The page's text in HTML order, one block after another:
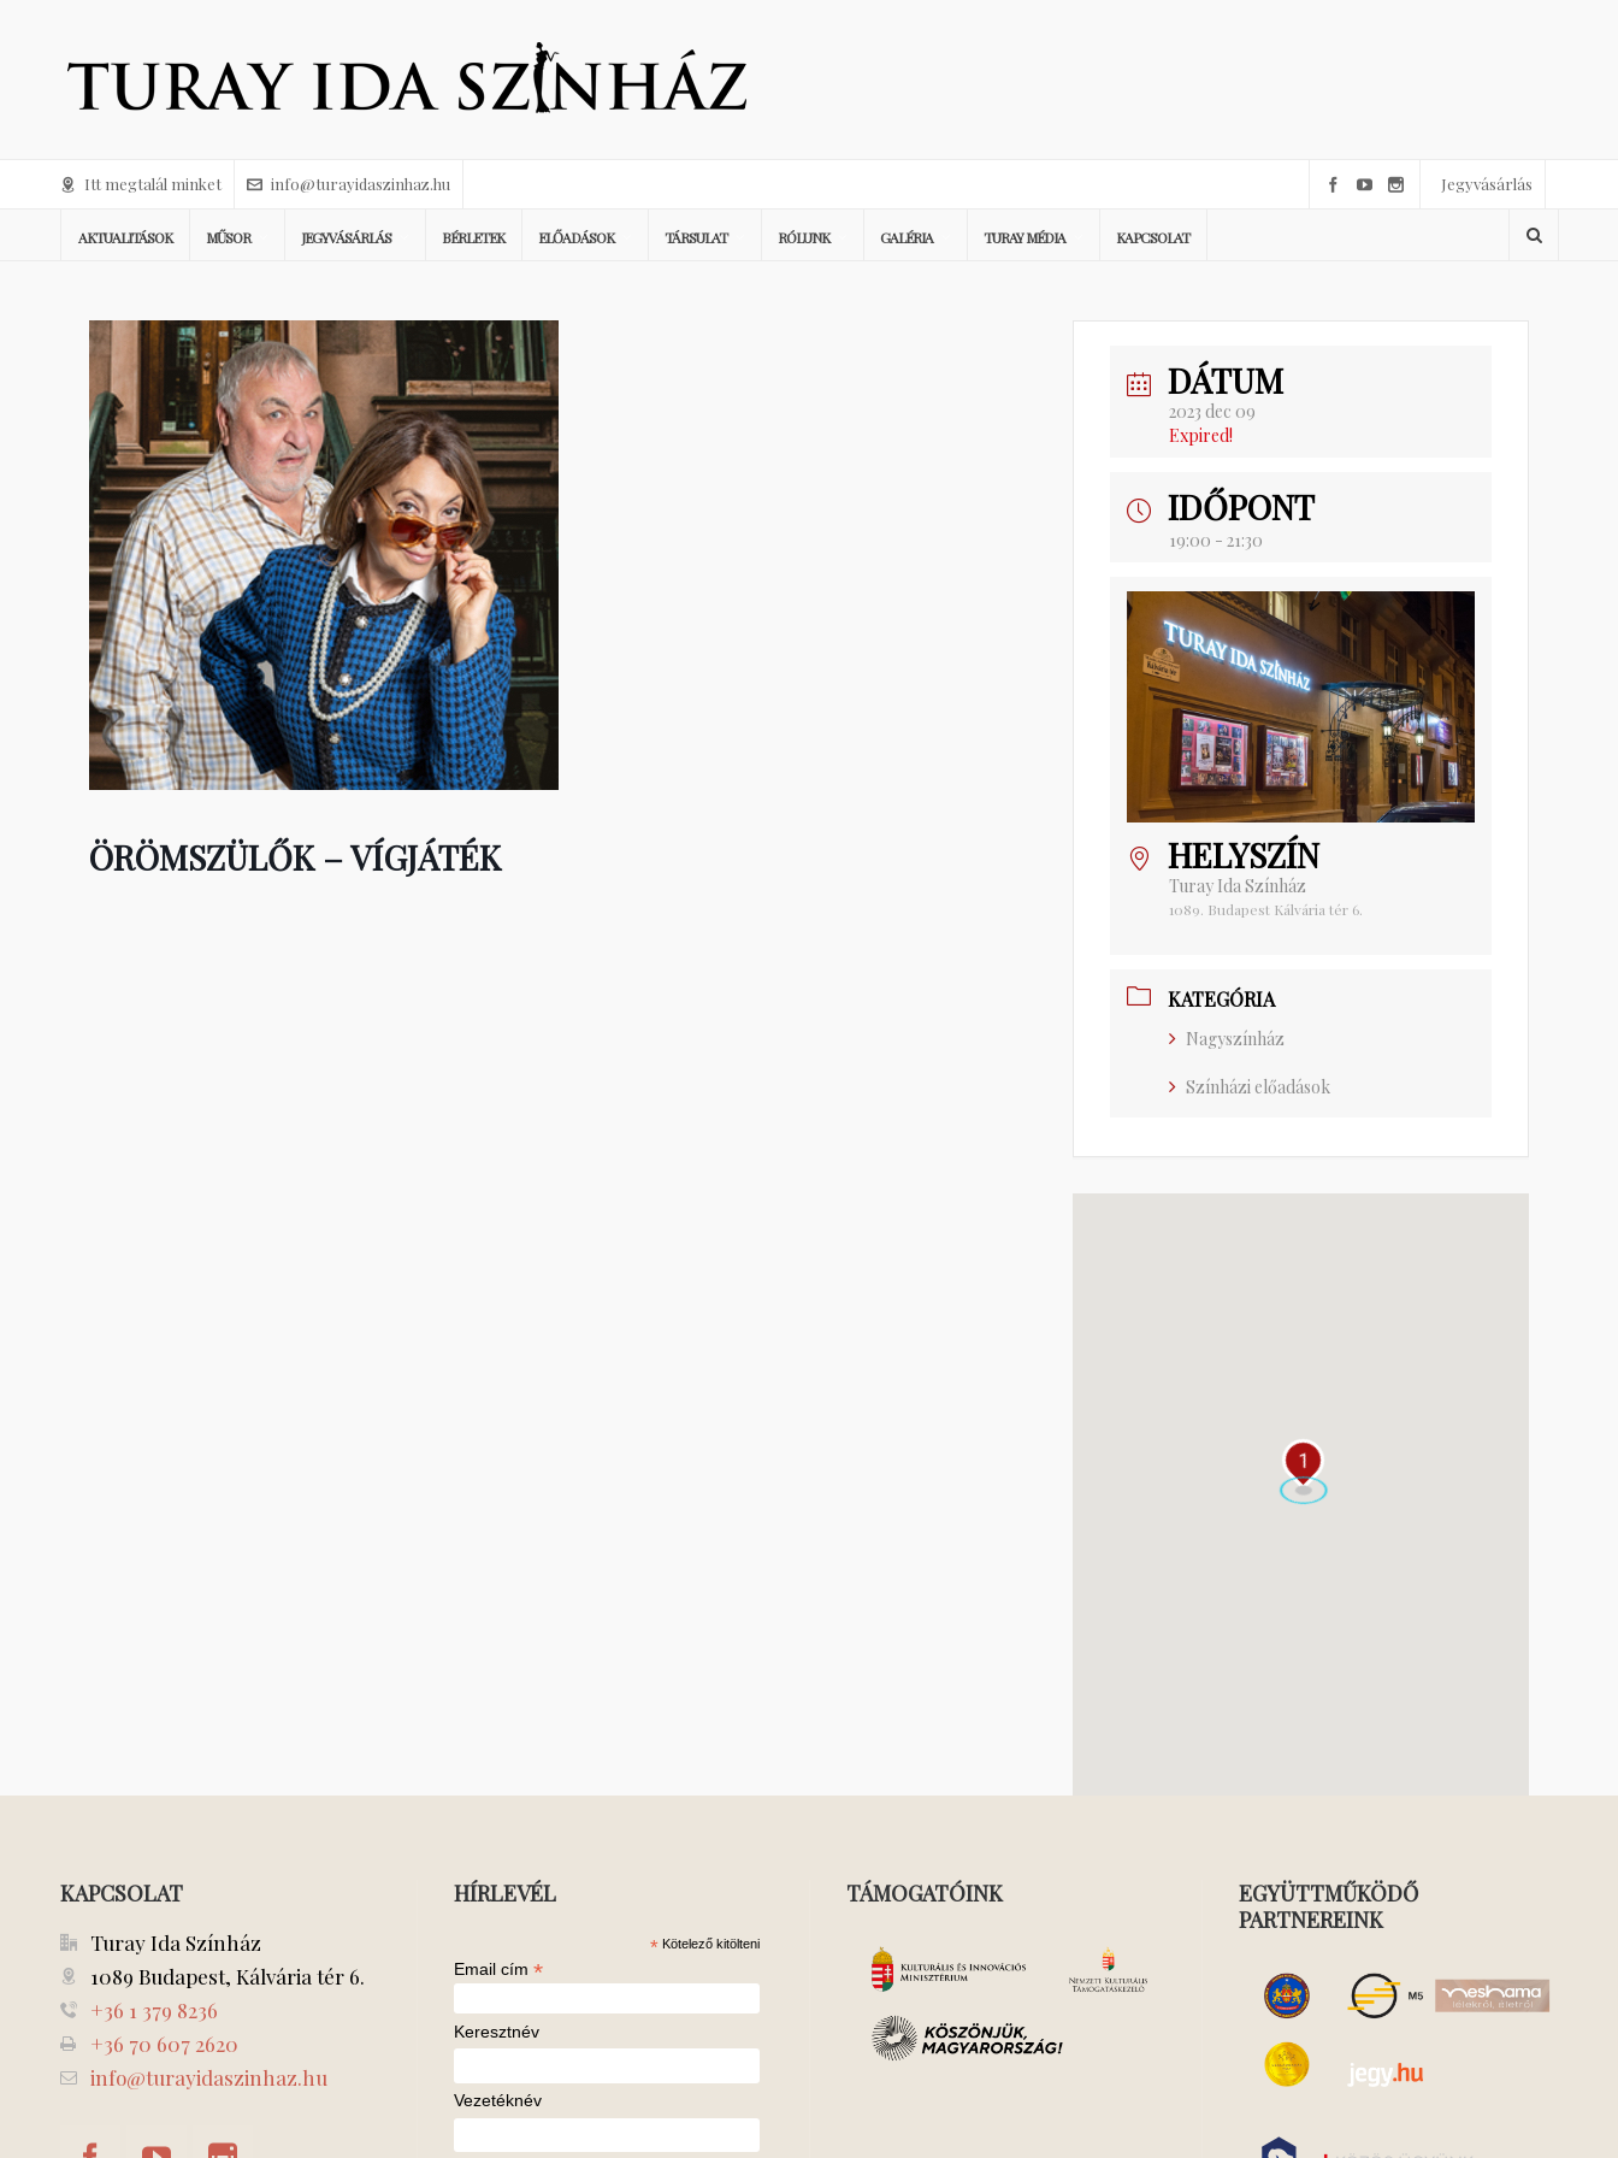
Itt megtalál minket info@turayidaszinhaz.hu Jegyvásárlás
AKTUALITÁSOK MŰSOR JEGYVÁSÁRLÁS BÉRLETEK ELŐADÁSOK TÁRSULAT RÓLUNK GALÉRIA TURAY MÉDIA KAPCSOLAT
ÖRÖMSZÜLŐK – VÍGJÁTÉK
DÁTUM
2023 dec 09
Expired!
IDŐPONT
19:00 - 21:30
HELYSZÍN
Turay Ida Színház
1089. Budapest Kálvária tér 6.
KATEGÓRIA
Nagyszínház
Színházi előadások
1
KAPCSOLAT
Turay Ida Színház
1089 Budapest, Kálvária tér 6.
+36 1 379 8236
+36 70 607 2620
info@turayidaszinhaz.hu
HÍRLEVÉL
* Kötelező kitölteni
Email cím *
Keresztnév
Vezetéknév
TÁMOGATÓINK
EGYÜTTMŰKÖDŐ
PARTNEREINK